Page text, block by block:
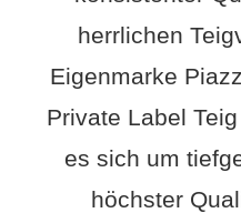
Nederlands
Español
herrlichen
Eigenmarke
Private Label
es sich um
höchster